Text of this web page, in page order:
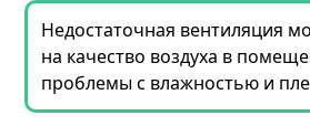
Недостаточная вентиляция
на качество воздуха в
проблемы с влажностью и